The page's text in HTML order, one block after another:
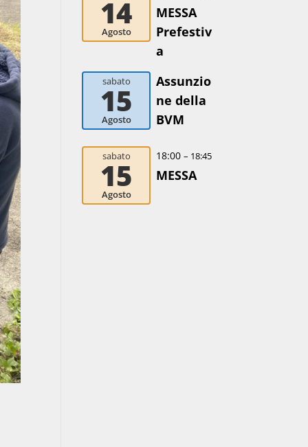
14
Agosto
MESSA
Prefestiv
a
sabato
15
Agosto
Assunzio
ne della
BVM
sabato
15
Agosto
18:00 – 18:45
MESSA